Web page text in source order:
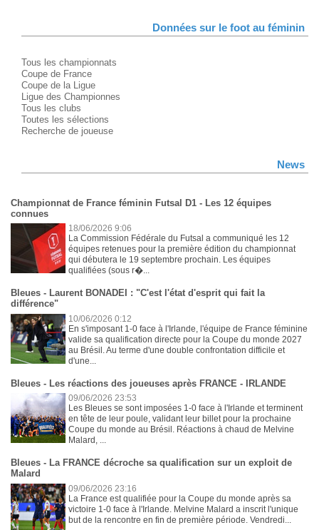
Données sur le foot au féminin
Tous les championnats
Coupe de France
Coupe de la Ligue
Ligue des Championnes
Tous les clubs
Toutes les sélections
Recherche de joueuse
News
Championnat de France féminin Futsal D1 - Les 12 équipes
connues
18/06/2026 9:06
La Commission Fédérale du Futsal a communiqué les 12
équipes retenues pour la première édition du championnat
qui débutera le 19 septembre prochain. Les équipes
qualifiées (sous r�...
Bleues - Laurent BONADEI : "C'est l'état d'esprit qui fait la
différence"
10/06/2026 0:12
En s'imposant 1-0 face à l'Irlande, l'équipe de France féminine
valide sa qualification directe pour la Coupe du monde 2027
au Brésil. Au terme d'une double confrontation difficile et
d'une...
Bleues - Les réactions des joueuses après FRANCE - IRLANDE
09/06/2026 23:53
Les Bleues se sont imposées 1-0 face à l'Irlande et terminent
en tête de leur poule, validant leur billet pour la prochaine
Coupe du monde au Brésil. Réactions à chaud de Melvine
Malard, ...
Bleues - La FRANCE décroche sa qualification sur un exploit de
Malard
09/06/2026 23:16
La France est qualifiée pour la Coupe du monde après sa
victoire 1-0 face à l'Irlande. Melvine Malard a inscrit l'unique
but de la rencontre en fin de première période. Vendredi...